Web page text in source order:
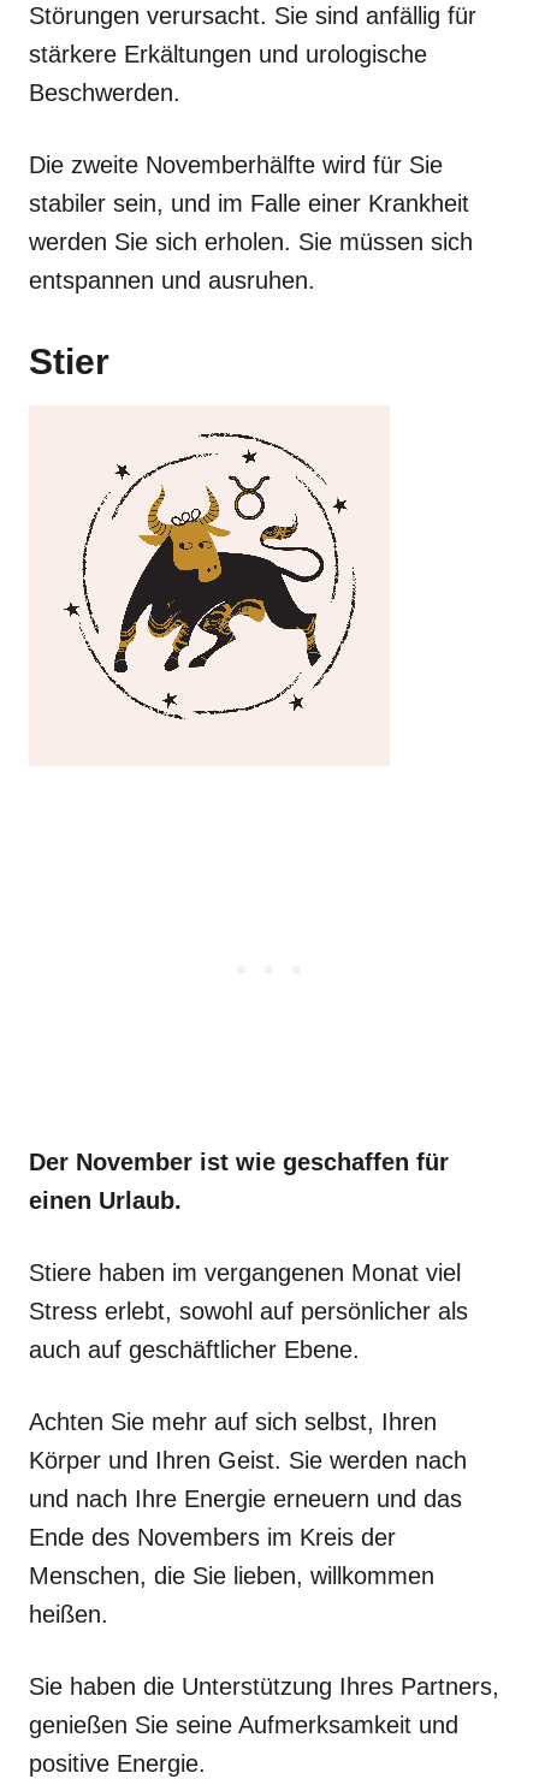
Störungen verursacht. Sie sind anfällig für
stärkere Erkältungen und urologische
Beschwerden.
Die zweite Novemberhälfte wird für Sie
stabiler sein, und im Falle einer Krankheit
werden Sie sich erholen. Sie müssen sich
entspannen und ausruhen.
Stier
Der November ist wie geschaffen für
einen Urlaub.
Stiere haben im vergangenen Monat viel
Stress erlebt, sowohl auf persönlicher als
auch auf geschäftlicher Ebene.
Achten Sie mehr auf sich selbst, Ihren
Körper und Ihren Geist. Sie werden nach
und nach Ihre Energie erneuern und das
Ende des Novembers im Kreis der
Menschen, die Sie lieben, willkommen
heißen.
Sie haben die Unterstützung Ihres Partners,
genießen Sie seine Aufmerksamkeit und
positive Energie.